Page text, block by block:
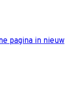
pagina in nieuw